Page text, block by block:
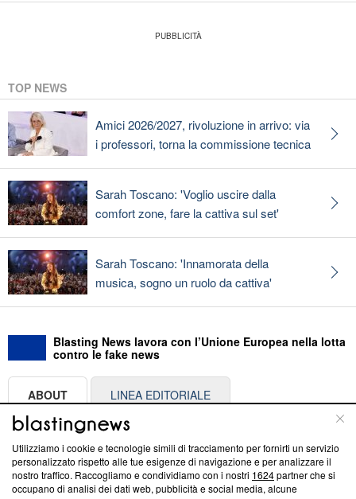
TOP NEWS
Amici 2026/2027, rivoluzione in arrivo: via
i professori, torna la commissione tecnica
Sarah Toscano: 'Voglio uscire dalla
comfort zone, fare la cattiva sul set'
Sarah Toscano: 'Innamorata della
musica, sogno un ruolo da cattiva'
Blasting News lavora con l’Unione Europea nella lotta
contro le fake news
ABOUT LINEA EDITORIALE
Questa sezione offre informazioni trasparenti su Blasting
News, sui nostri processi editoriali e su come ci impegniamo a
creare news di qualità. Inoltre, afferma la nostra aderenza a
‘Trust Project - News with Integrity’Blasting News non è
Utilizziamo i cookie e tecnologie simili di tracciamento per fornirti un servizio
personalizzato rispetto alle tue esigenze di navigazione e per analizzare il
nostro traffico. Raccogliamo e condividiamo con i nostri 1624partner che si
occupano di analisi dei dati web, pubblicità e social media, alcune